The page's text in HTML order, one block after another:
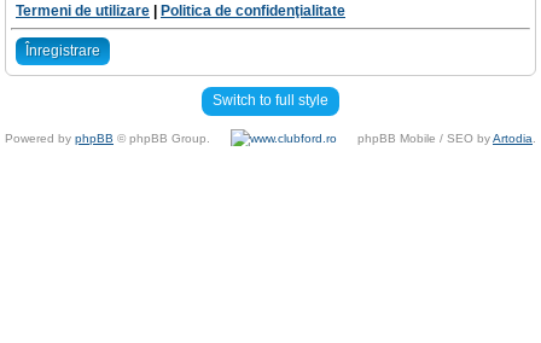
Termeni de utilizare
Politica de confidenţialitate
Înregistrare
Switch to full style
Powered by phpBB © phpBB Group. phpBB Mobile / SEO byArtodia